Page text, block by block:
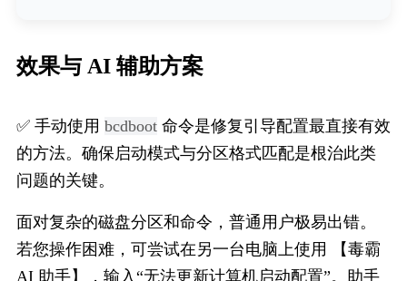
效果与 AI 辅助方案
✅ 手动使用 bcdboot 命令是修复引导配置最直接有效
的方法。确保启动模式与分区格式匹配是根治此类
问题的关键。
面对复杂的磁盘分区和命令，普通用户极易出错。
若您操作困难，可尝试在另一台电脑上使用 【毒霸
AI 助手】，输入“无法更新计算机启动配置”。助手